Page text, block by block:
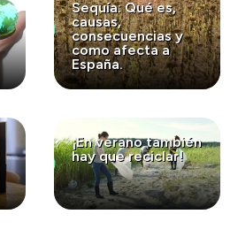
Sequía: Qué es,
causas,
consecuencias y
como afecta a
España.
¡En verano también
hay que reciclar!